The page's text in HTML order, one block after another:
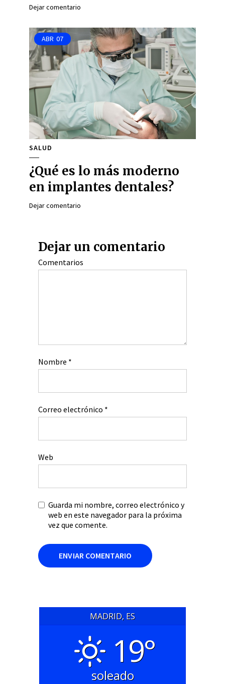
Dejar comentario
ABR 07
SALUD
¿Qué es lo más moderno
en implantes dentales?
Dejar comentario
Dejar un comentario
Comentarios
Nombre *
Correo electrónico *
Web
Guarda mi nombre, correo electrónico y
web en este navegador para la próxima
vez que comente.
MADRID, ES
19°
soleado